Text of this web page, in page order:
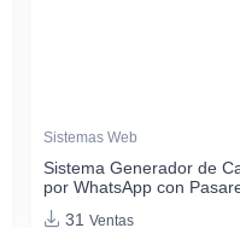
Sistemas Web
Sistema Generador de
por WhatsApp con
31 Ventas